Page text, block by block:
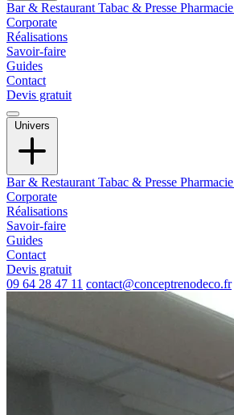
Bar & Restaurant Tabac & Presse Pharmacie
Corporate
Réalisations
Savoir-faire
Guides
Contact
Devis gratuit
Univers
Bar & Restaurant Tabac & Presse Pharmacie
Corporate
Réalisations
Savoir-faire
Guides
Contact
Devis gratuit
09 64 28 47 11 contact@conceptrenodeco.fr